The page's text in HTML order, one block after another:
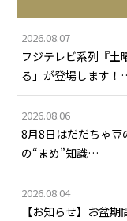
2026.08.07
フジテレビ系列『土
る」が登場します
2026.08.06
8月8日はだだちゃ豆
の“まめ”知識…
2026.08.04
【お知らせ】お盆